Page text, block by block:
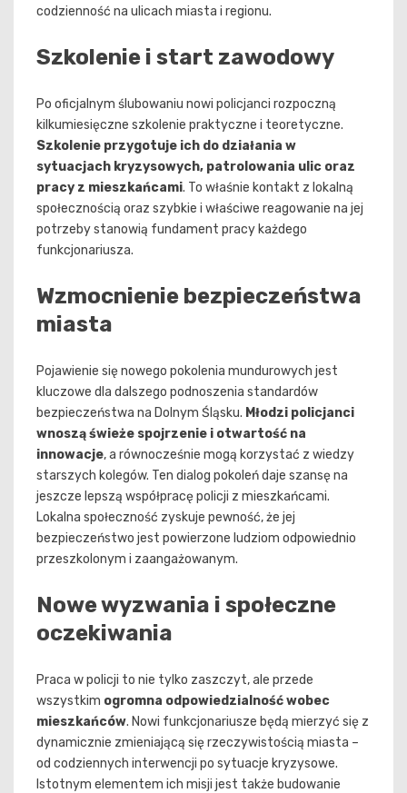
codzienność na ulicach miasta i regionu.
Szkolenie i start zawodowy
Po oficjalnym ślubowaniu nowi policjanci rozpoczną
kilkumiesięczne szkolenie praktyczne i teoretyczne.
Szkolenie przygotuje ich do działania w
sytuacjach kryzysowych, patrolowania ulic oraz
pracy z mieszkańcami. To właśnie kontakt z lokalną
społecznością oraz szybkie i właściwe reagowanie na jej
potrzeby stanowią fundament pracy każdego
funkcjonariusza.
Wzmocnienie bezpieczeństwa
miasta
Pojawienie się nowego pokolenia mundurowych jest
kluczowe dla dalszego podnoszenia standardów
bezpieczeństwa na Dolnym Śląsku. Młodzi policjanci
wnoszą świeże spojrzenie i otwartość na
innowacje, a równocześnie mogą korzystać z wiedzy
starszych kolegów. Ten dialog pokoleń daje szansę na
jeszcze lepszą współpracę policji z mieszkańcami.
Lokalna społeczność zyskuje pewność, że jej
bezpieczeństwo jest powierzone ludziom odpowiednio
przeszkolonym i zaangażowanym.
Nowe wyzwania i społeczne
oczekiwania
Praca w policji to nie tylko zaszczyt, ale przede
wszystkim ogromna odpowiedzialność wobec
mieszkańców. Nowi funkcjonariusze będą mierzyć się z
dynamicznie zmieniającą się rzeczywistością miasta –
od codziennych interwencji po sytuacje kryzysowe.
Istotnym elementem ich misji jest także budowanie